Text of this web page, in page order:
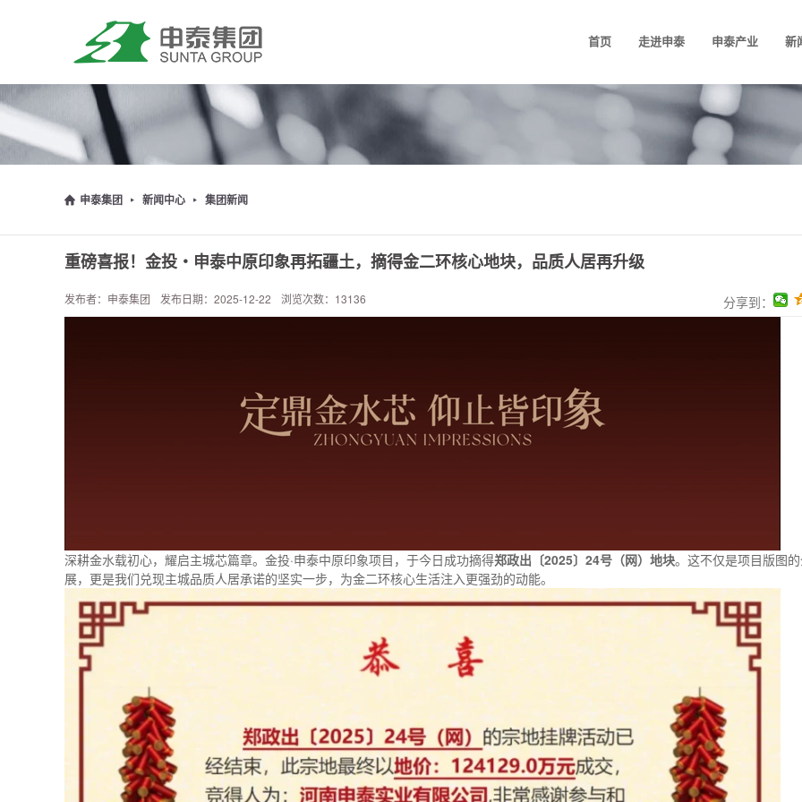
首页 走进申泰 申泰产业 新
申泰集团 新闻中心 集团新闻
重磅喜报！金投・申泰中原印象再拓疆土，摘得金二环核心地块，品质人居再升级
发布者：申泰集团 发布日期：2025-12-22 浏览次数：13136 分享到：
深耕金水载初心，耀启主城芯篇章。金投·申泰中原印象项目，于今日成功摘得郑政出〔2025〕24号（网）地块。这不仅是项目版图
展，更是我们兑现主城品质人居承诺的坚实一步，为金二环核心生活注入更强劲的动能。